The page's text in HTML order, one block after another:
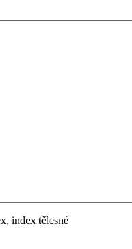
index tělesné